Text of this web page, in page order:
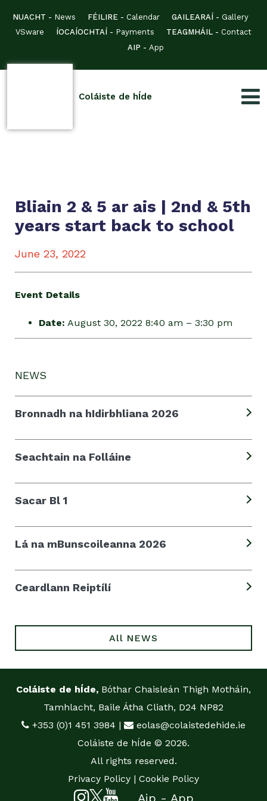
NUACHT - News FÉILIRE - Calendar GAILEARAÍ - Gallery
VSware
ÍOCAÍOCHTAÍ - Payments TEAGMHÁIL - Contact
AIP - App
Coláiste de hÍde
NEWS
Bronnadh na hIdirbhliana 2026
Seachtain na Folláine
Sacar Bl 1
Lá na mBunscoileanna 2026
Ceardlann Reiptílí
All NEWS
Bliain 2 & 5 ar ais | 2nd & 5th
years start back to school
June 23, 2022
Event Details
Date: August 30, 2022 8:40 am – 3:30 pm
Coláiste de hÍde, Bóthar Chaisleán Thigh Motháin,
Tamhlacht, Baile Átha Cliath, D24 NP82
+353 (0)1 451 3984 |
eolas@colaistedehide.ie
Coláiste de hÍde © 2026.
All rights reserved.
Privacy Policy | Cookie Policy